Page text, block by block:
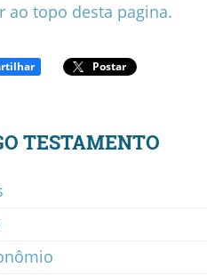
ao topo desta pagina.
Postar
TESTAMENTO